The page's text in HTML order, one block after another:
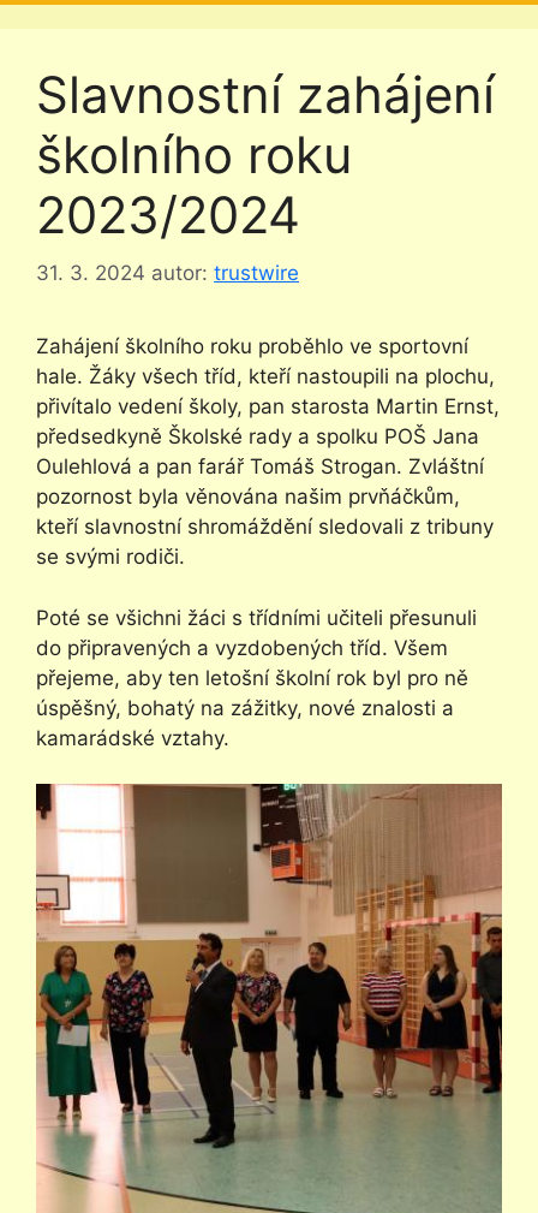
Slavnostní zahájení
školního roku
2023/2024
31. 3. 2024 autor: trustwire
Zahájení školního roku proběhlo ve sportovní
hale. Žáky všech tříd, kteří nastoupili na plochu,
přivítalo vedení školy, pan starosta Martin Ernst,
předsedkyně Školské rady a spolku POŠ Jana
Oulehlová a pan farář Tomáš Strogan. Zvláštní
pozornost byla věnována našim prvňáčkům,
kteří slavnostní shromáždění sledovali z tribuny
se svými rodiči.
Poté se všichni žáci s třídními učiteli přesunuli
do připravených a vyzdobených tříd. Všem
přejeme, aby ten letošní školní rok byl pro ně
úspěšný, bohatý na zážitky, nové znalosti a
kamarádské vztahy.